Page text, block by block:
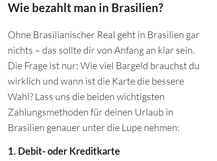
Wie bezahlt man in Brasilien?
Ohne Brasilianischer Real geht in Brasilien gar
nichts – das sollte dir von Anfang an klar sein.
Die Frage ist nur: Wie viel Bargeld brauchst du
wirklich und wann ist die Karte die bessere
Wahl? Lass uns die beiden wichtigsten
Zahlungsmethoden für deinen Urlaub in
Brasilien genauer unter die Lupe nehmen:
1. Debit- oder Kreditkarte